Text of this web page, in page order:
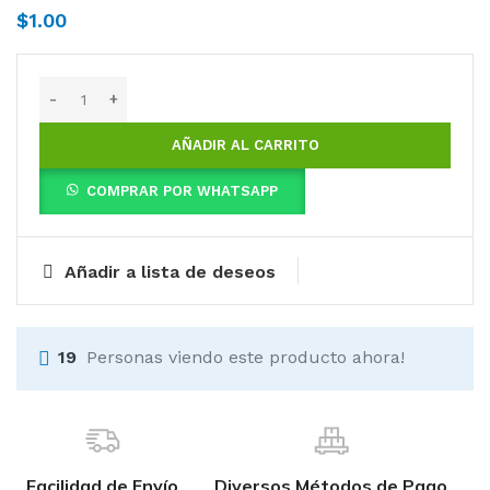
$1.00
AÑADIR AL CARRITO
COMPRAR POR WHATSAPP
Añadir a lista de deseos
19 Personas viendo este producto ahora!
Facilidad de Envío Diversos Métodos de Pago